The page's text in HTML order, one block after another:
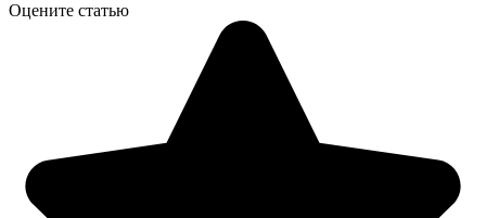
Оцените статью